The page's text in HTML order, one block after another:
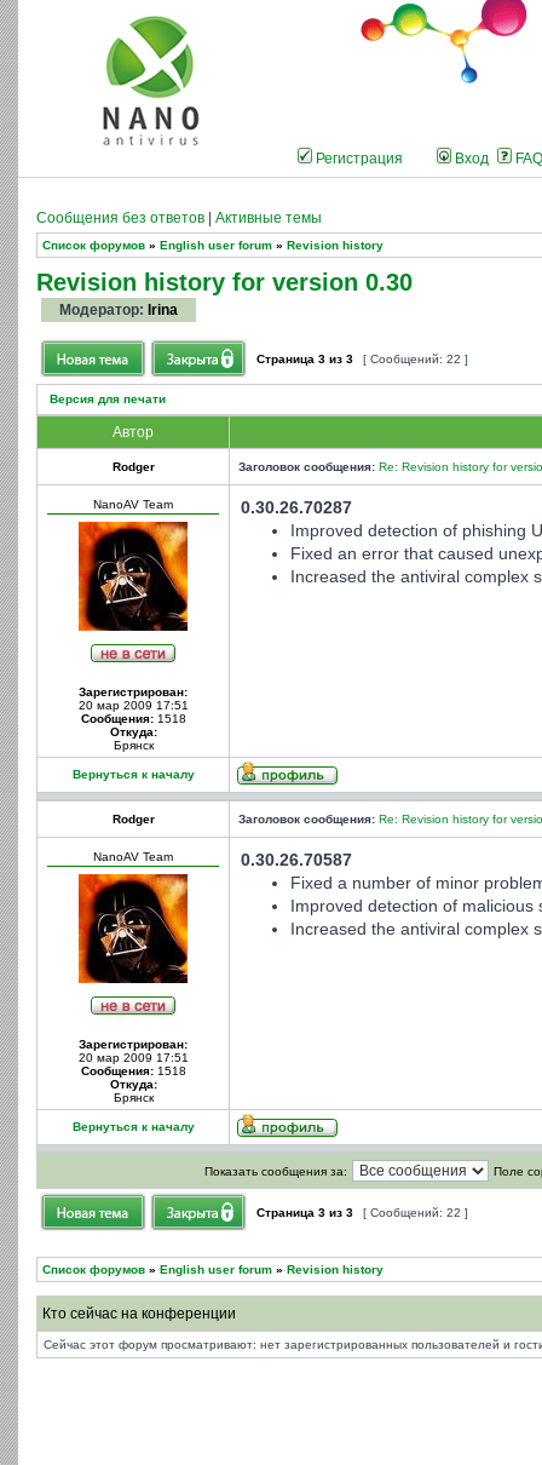
Регистрация Вход FAQ
Сообщения без ответов Активные темы
Список форумов » English user forum » Revision history
Revision history for version 0.30
Модератор: Irina
Страница 3 из 3 [ Сообщений: 22 ]
Версия для печати
Автор
Rodger Заголовок сообщения: Re: Revision history for
NanoAV Team
Зарегистрирован:
20 мар 2009 17:51
Сообщения:1518
Откуда:
Брянск
0.30.26.70287
Improved detection of phishing
Fixed an error that caused
Increased the antiviral complex
Вернуться к началу
Rodger Заголовок сообщения: Re: Revision history for
NanoAV Team
Зарегистрирован:
20 мар 2009 17:51
Сообщения:1518
Откуда:
Брянск
0.30.26.70587
Fixed a number of minor
Improved detection of malicious
Increased the antiviral complex
Вернуться к началу
Показать сообщения за: Поле
Страница 3 из 3 [ Сообщений: 22 ]
Список форумов » English user forum » Revision history
Кто сейчас на конференции
Сейчас этот форум просматривают: нет зарегистрированных пользователей и